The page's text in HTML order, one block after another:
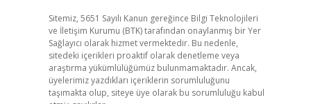
Sitemiz, 5651 Sayılı Kanun gereğince Bilgi Teknolojileri
ve İletişim Kurumu (BTK) tarafından onaylanmış bir Yer
Sağlayıcı olarak hizmet vermektedir. Bu nedenle,
sitedeki içerikleri proaktif olarak denetleme veya
araştırma yükümlülüğümüz bulunmamaktadır. Ancak,
üyelerimiz yazdıkları içeriklerin sorumluluğunu
taşımakta olup, siteye üye olarak bu sorumluluğu kabul